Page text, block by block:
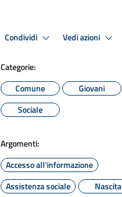
Condividi Vedi azioni
Categorie:
Comune
Giovani
Sociale
Argomenti:
Accesso all'informazione
Assistenza sociale
Nascita